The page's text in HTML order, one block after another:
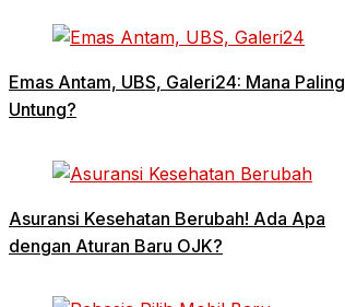
Emas Antam, UBS, Galeri24: Mana Paling
Untung?
Asuransi Kesehatan Berubah! Ada Apa
dengan Aturan Baru OJK?